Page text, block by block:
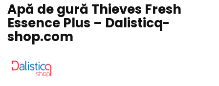
Apă de gură Thieves Fresh
Essence Plus – Dalisticq-
shop.com